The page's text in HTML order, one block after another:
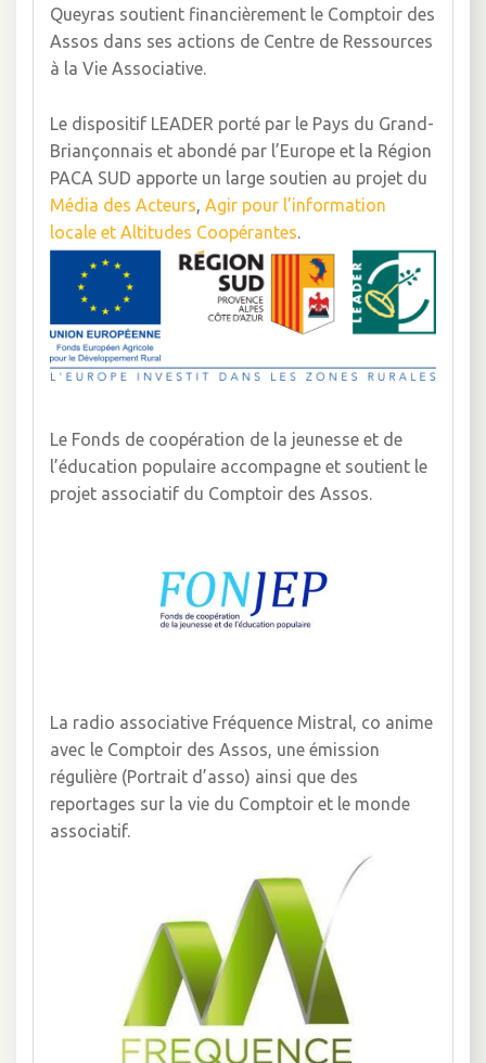
Queyras soutient financièrement le Comptoir des
Assos dans ses actions de Centre de Ressources
à la Vie Associative.
Le dispositif LEADER porté par le Pays du Grand-
Briançonnais et abondé par l’Europe et la Région
PACA SUD apporte un large soutien au projet du
Média des Acteurs, Agir pour l’information
locale et Altitudes Coopérantes.
Le Fonds de coopération de la jeunesse et de
l’éducation populaire accompagne et soutient le
projet associatif du Comptoir des Assos.
La radio associative Fréquence Mistral, co anime
avec le Comptoir des Assos, une émission
régulière (Portrait d’asso) ainsi que des
reportages sur la vie du Comptoir et le monde
associatif.